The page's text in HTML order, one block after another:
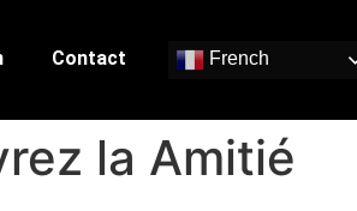
Contact French
la Amitié